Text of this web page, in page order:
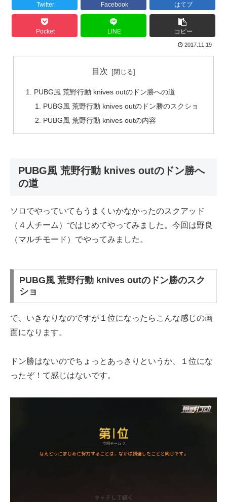
Twitter Facebook はてブ
Pocket LINE コピー
2017.11.19
目次
PUBG風 荒野行動 knives outのドン勝への道
PUBG風 荒野行動 knives outのドン勝のスクショ
PUBG風 荒野行動 knives outの内容
PUBG風 荒野行動 knives outのドン勝へ
の道
ソロでやっていてもうまくいかなかったのスクアッド
（４人チーム）ではじめてやってみました。今回は野良
（マルチモード）でやってみました。
PUBG風 荒野行動 knives outのドン勝のスク
ショ
で、いきなりなのですが１位になったらこんな感じの画
面になります。
ドン勝はないのでちょっとあっさりというか、１位にな
ったぞ！て感じはないです。